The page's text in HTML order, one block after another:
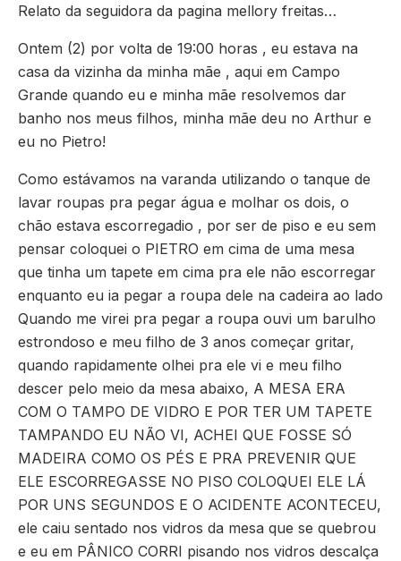
Relato da seguidora da pagina mellory freitas…
Ontem (2) por volta de 19:00 horas , eu estava na
casa da vizinha da minha mãe , aqui em Campo
Grande quando eu e minha mãe resolvemos dar
banho nos meus filhos, minha mãe deu no Arthur e
eu no Pietro!
Como estávamos na varanda utilizando o tanque de
lavar roupas pra pegar água e molhar os dois, o
chão estava escorregadio , por ser de piso e eu sem
pensar coloquei o PIETRO em cima de uma mesa
que tinha um tapete em cima pra ele não escorregar
enquanto eu ia pegar a roupa dele na cadeira ao lado
Quando me virei pra pegar a roupa ouvi um barulho
estrondoso e meu filho de 3 anos começar gritar,
quando rapidamente olhei pra ele vi e meu filho
descer pelo meio da mesa abaixo, A MESA ERA
COM O TAMPO DE VIDRO E POR TER UM TAPETE
TAMPANDO EU NÃO VI, ACHEI QUE FOSSE SÓ
MADEIRA COMO OS PÉS E PRA PREVENIR QUE
ELE ESCORREGASSE NO PISO COLOQUEI ELE LÁ
POR UNS SEGUNDOS E O ACIDENTE ACONTECEU,
ele caiu sentado nos vidros da mesa que se quebrou
e eu em PÂNICO CORRI pisando nos vidros descalça